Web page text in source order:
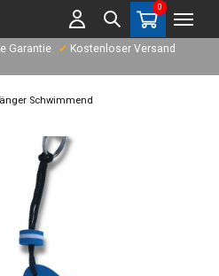
0items
Garantie ✔ Kostenloser Versand
Schwimmend